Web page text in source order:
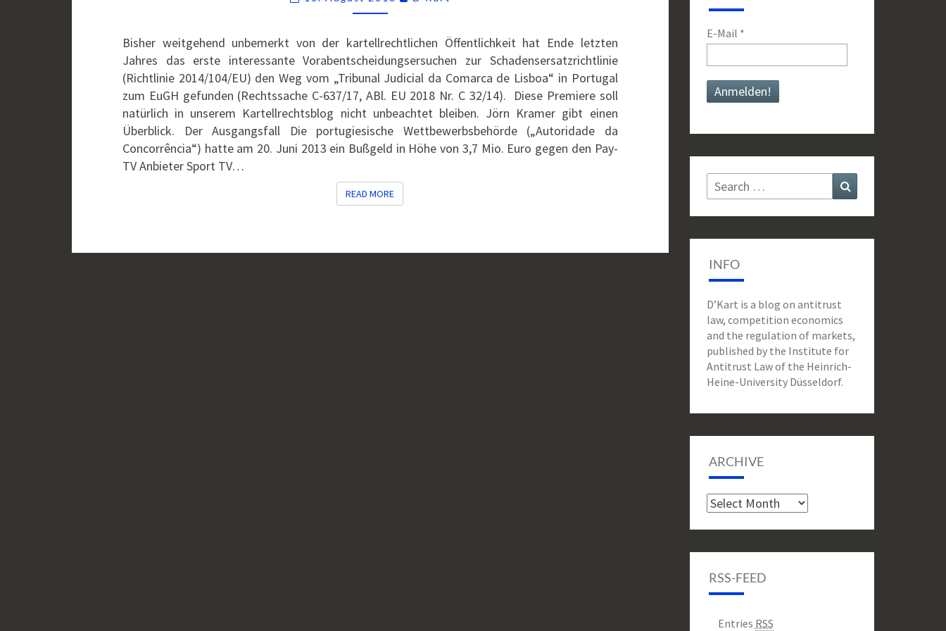
Bisher weitgehend unbemerkt von der kartellrechtlichen Öffentlichkeit hat Ende letzten
Jahres das erste interessante Vorabentscheidungsersuchen zur Schadensersatzrichtlinie
(Richtlinie 2014/104/EU) den Weg vom „Tribunal Judicial da Comarca de Lisboa“ in Portugal
zum EuGH gefunden (Rechtssache C-637/17, ABl. EU 2018 Nr. C 32/14). Diese Premiere soll
natürlich in unserem Kartellrechtsblog nicht unbeachtet bleiben. Jörn Kramer gibt einen
Überblick. Der Ausgangsfall Die portugiesische Wettbewerbsbehörde („Autoridade da
Concorrência“) hatte am 20. Juni 2013 ein Bußgeld in Höhe von 3,7 Mio. Euro gegen den Pay-
TV Anbieter Sport TV…
READ MOREREAD MORE
E-Mail *
Search
for:
INFO
D’Kart is a blog on antitrust
law, competition economics
and the regulation of markets,
published by the Institute for
Antitrust Law of the Heinrich-
Heine-University Düsseldorf.
ARCHIVE
Archive
RSS-FEED
Entries RSS